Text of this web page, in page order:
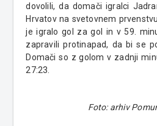
dovolili, da domači igralci
Hrvatov na svetovnem
je igralo gol za gol in v 59.
zapravili protinapad, da bi se
Domači so z golom v zadnji
27:23.
Foto: arhiv